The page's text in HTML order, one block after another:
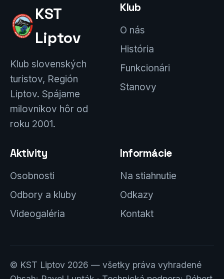
KST
Liptov
Klub slovenských
turistov, Región
Liptov. Spájame
milovníkov hôr od
roku 2001.
Klub
O nás
História
Funkcionári
Stanovy
Aktivity
Osobnosti
Odbory a kluby
Videogaléria
Informácie
Na stiahnutie
Odkazy
Kontakt
© KST Liptov 2026 — všetky práva vyhradené